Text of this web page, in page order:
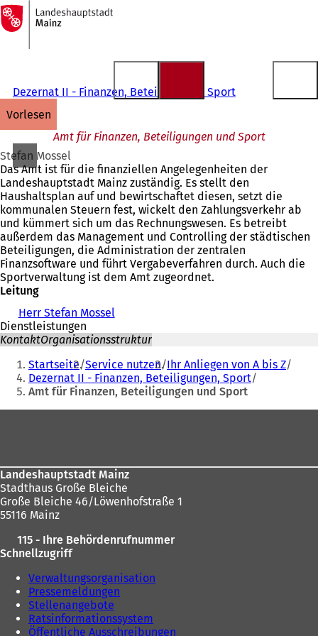
Inhalt anspringen
Zur
Startseite
Dezernat II - Finanzen, Beteiligungen, Sport
vorlesen
Amt für Finanzen, Beteiligungen und Sport
Stefan Mossel
Das Amt ist für die finanziellen Angelegenheiten der
Landeshauptstadt Mainz zuständig. Es stellt den
Haushaltsplan auf und bewirtschaftet diesen, setzt die
kommunalen Steuern fest, wickelt den Zahlungsverkehr ab
und kümmert sich um das Rechnungswesen. Es betreibt
außerdem das Management und Controlling der städtischen
Beteiligungen, die Administration der zentralen
Finanzsoftware und führt Vergabeverfahren durch. Auch die
Sportverwaltung ist dem Amt zugeordnet.
Leitung
Herr Stefan Mossel
Dienstleistungen
KontaktOrganisationsstruktur
Sie
befinden
sich
hier:
Startseite Service nutzen Ihr Anliegen von A bis Z
Dezernat II - Finanzen, Beteiligungen, Sport
Amt für Finanzen, Beteiligungen und Sport
Landeshauptstadt Mainz
Stadthaus Große Bleiche
Große Bleiche 46/Löwenhofstraße 1
55116 Mainz
115 - Ihre Behördenrufnummer
Schnellzugriff
Verwaltungsorganisation
Pressemeldungen
Stellenangebote
Ratsinformationssystem
Öffentliche Ausschreibungen